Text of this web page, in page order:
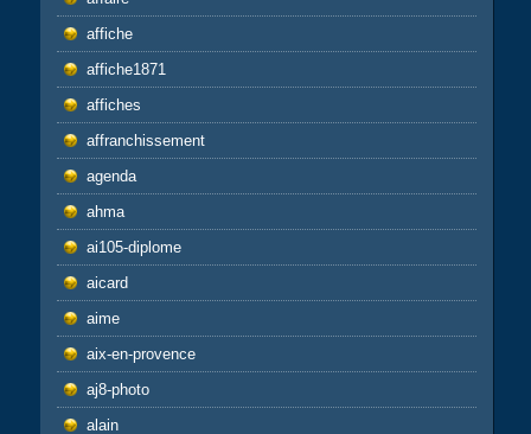
affiche
affiche1871
affiches
affranchissement
agenda
ahma
ai105-diplome
aicard
aime
aix-en-provence
aj8-photo
alain